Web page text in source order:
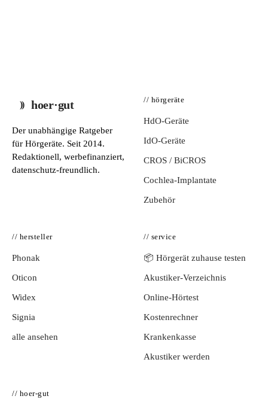
hoer·gut
Der unabhängige Ratgeber
für Hörgeräte. Seit 2014.
Redaktionell, werbefinanziert,
datenschutz-freundlich.
// hörgeräte
HdO-Geräte
IdO-Geräte
CROS / BiCROS
Cochlea-Implantate
Zubehör
// hersteller
Phonak
Oticon
Widex
Signia
alle ansehen
// service
📦 Hörgerät zuhause testen
Akustiker-Verzeichnis
Online-Hörtest
Kostenrechner
Krankenkasse
Akustiker werden
// hoer-gut